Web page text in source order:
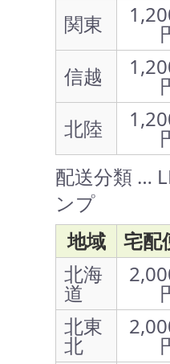
関東
信越
北陸
配送分類 …
ンプ
地域
宅配
北海
道
北東
北